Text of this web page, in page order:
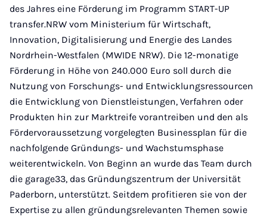
des Jahres eine Förderung im Programm START-UP
transfer.NRW vom Ministerium für Wirtschaft,
Innovation, Digitalisierung und Energie des Landes
Nordrhein-Westfalen (MWIDE NRW). Die 12-monatige
Förderung in Höhe von 240.000 Euro soll durch die
Nutzung von Forschungs- und Entwicklungsressourcen
die Entwicklung von Dienstleistungen, Verfahren oder
Produkten hin zur Marktreife vorantreiben und den als
Fördervoraussetzung vorgelegten Businessplan für die
nachfolgende Gründungs- und Wachstumsphase
weiterentwickeln. Von Beginn an wurde das Team durch
die garage33, das Gründungszentrum der Universität
Paderborn, unterstützt. Seitdem profitieren sie von der
Expertise zu allen gründungsrelevanten Themen sowie